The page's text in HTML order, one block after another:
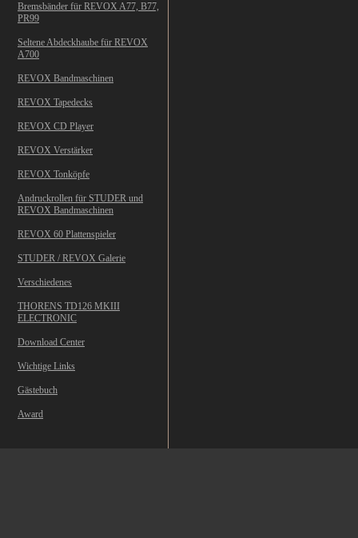
Bremsbänder für REVOX A77, B77,
PR99
Seltene Abdeckhaube für REVOX
A700
REVOX Bandmaschinen
REVOX Tapedecks
REVOX CD Player
REVOX Verstärker
REVOX Tonköpfe
Andruckrollen für STUDER und
REVOX Bandmaschinen
REVOX 60 Plattenspieler
STUDER / REVOX Galerie
Verschiedenes
THORENS TD126 MKIII
ELECTRONIC
Download Center
Wichtige Links
Gästebuch
Award